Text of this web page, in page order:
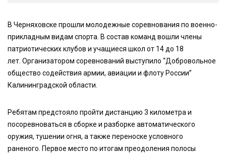
В Черняховске прошли молодежные соревнования по военно-
прикладным видам спорта. В состав команд вошли члены
патриотических клубов и учащиеся школ от 14 до 18
лет. Организатором соревнований выступило “Добровольное
общество содействия армии, авиации и флоту России”
Калининградской области.
Ребятам предстояло пройти дистанцию 3 километра и
посоревноваться в сборке и разборке автоматического
оружия, тушении огня, а также переноске условного
раненого. Первое место по итогам преодоления полосы